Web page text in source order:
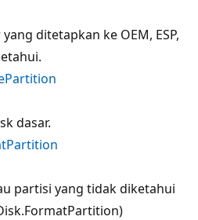
ditetapkan ke OEM, ESP,
dasar.
partisi yang tidak diketahui